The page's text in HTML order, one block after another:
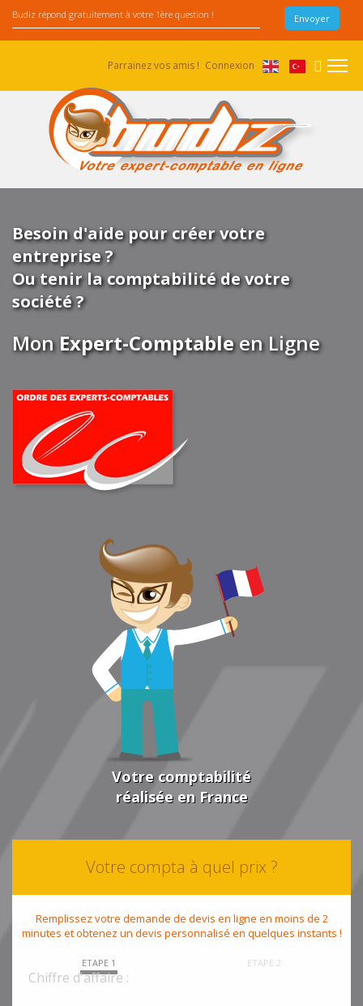
Parrainez vos amis ! Connexion
Besoin d'aide pour créer votre
entreprise ?
Ou tenir la comptabilité de votre
société ?
MonExpert-Comptableen Ligne
Votre comptabilité
réalisée en France
Votre compta à quel prix ?
Remplissez votre demande de devis en ligne en moins de 2
minutes et obtenez un devis personnalisé en quelques instants !
ETAPE 1 ETAPE 2
Chiffre d'affaire :